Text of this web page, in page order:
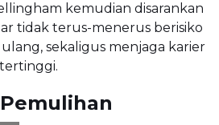
kemudian disarankan
tidak terus-menerus berisiko
sekaligus menjaga karier